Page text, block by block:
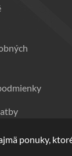
ponuky,